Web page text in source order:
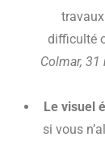
difficulté
Colmar, 31
Le visuel
si vous